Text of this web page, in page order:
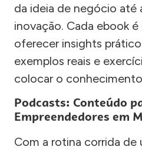
da ideia de negócio até
inovação. Cada ebook
oferecer insights
exemplos reais e
colocar o
Podcasts: Conteúdo
Empreendedores em
Com a rotina corrida de